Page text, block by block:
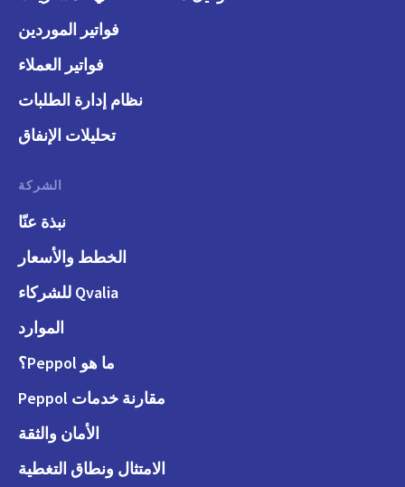
فواتير الموردين
فواتير العملاء
نظام إدارة الطلبات
تحليلات الإنفاق
الشركة
نبذة عنّا
الخطط والأسعار
Qvalia للشركاء
الموارد
ما هو Peppol؟
مقارنة خدمات Peppol
الأمان والثقة
الامتثال ونطاق التغطية